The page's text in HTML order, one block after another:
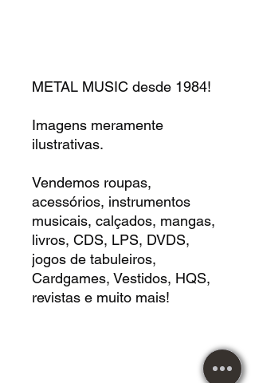
METAL MUSIC desde 1984!
Imagens meramente
ilustrativas.
Vendemos roupas,
acessórios, instrumentos
musicais, calçados, mangas,
livros, CDS, LPS, DVDS,
jogos de tabuleiros,
Cardgames, Vestidos, HQS,
revistas e muito mais!